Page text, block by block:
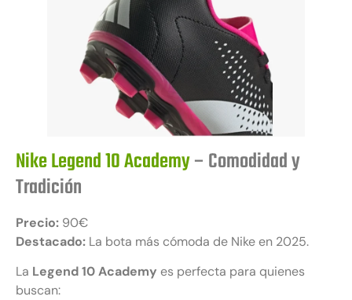
Nike Legend 10 Academy– Comodidad y
Tradición
Precio: 90€
Destacado: La bota más cómoda de Nike en 2025.
La Legend 10 Academy es perfecta para quienes
buscan: